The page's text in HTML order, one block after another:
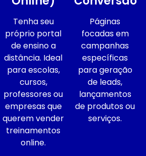
Tenha seu
próprio portal
de ensino a
distância. Ideal
para escolas,
cursos,
professores ou
empresas que
querem vender
treinamentos
online.
Páginas
focadas em
campanhas
específicas
para geração
de leads,
lançamentos
de produtos ou
serviços.